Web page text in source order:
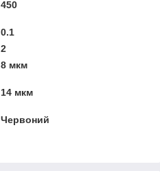
450
0.1
2
8 мкм
14 мкм
Червоний